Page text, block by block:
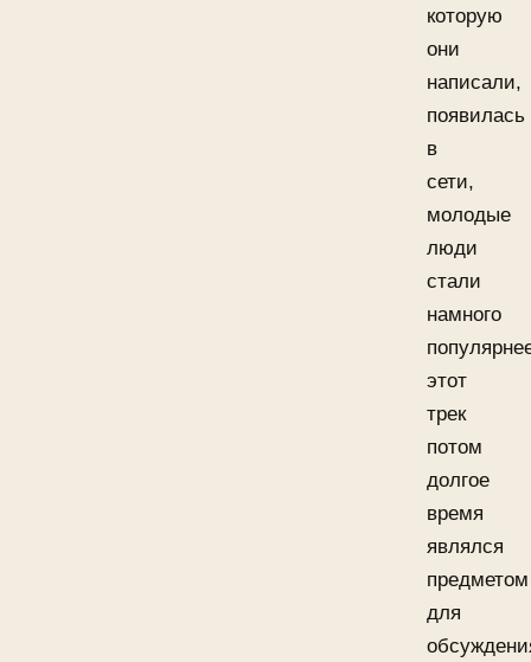
которую
они
написали,
появилась
в
сети,
молодые
люди
стали
намного
этот
трек
потом
долгое
время
являлся
предметом
для